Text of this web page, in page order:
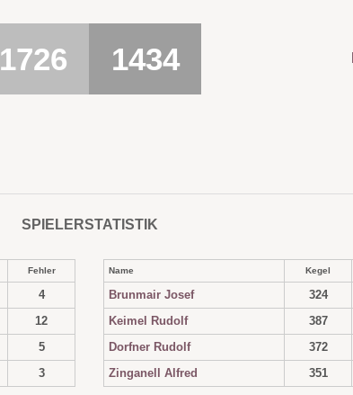
1726 1434
SPIELERSTATISTIK
Fehler
4
12
5
3
Name Kegel
Brunmair Josef 324
Keimel Rudolf
387
Dorfner Rudolf
372
Zinganell Alfred
351